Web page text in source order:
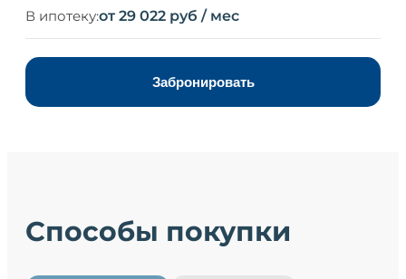
В ипотеку:от 29 022 руб / мес
Забронировать
Способы покупки